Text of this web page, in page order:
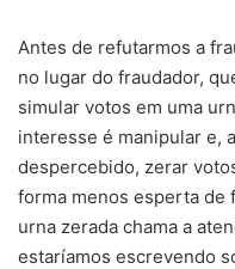
Antes de refutarmos a
no lugar do fraudador,
simular votos em uma
interesse é manipular e,
despercebido, zerar
forma menos esperta de
urna zerada chama a
estaríamos escrevendo